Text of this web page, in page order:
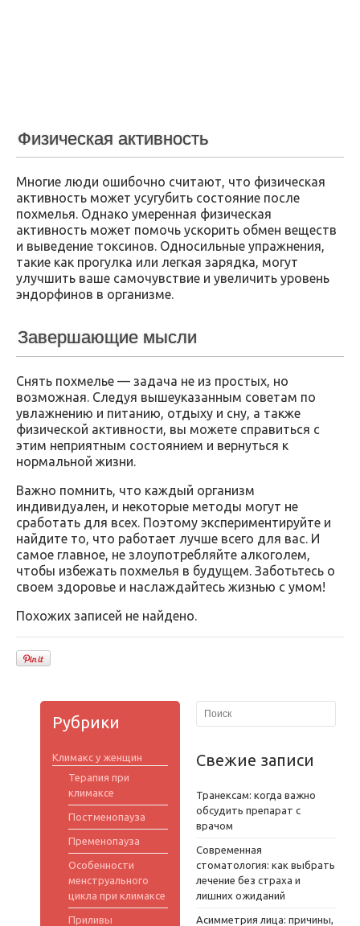
Физическая активность
Многие люди ошибочно считают, что физическая
активность может усугубить состояние после
похмелья. Однако умеренная физическая
активность может помочь ускорить обмен веществ
и выведение токсинов. Односильные упражнения,
такие как прогулка или легкая зарядка, могут
улучшить ваше самочувствие и увеличить уровень
эндорфинов в организме.
Завершающие мысли
Снять похмелье — задача не из простых, но
возможная. Следуя вышеуказанным советам по
увлажнению и питанию, отдыху и сну, а также
физической активности, вы можете справиться с
этим неприятным состоянием и вернуться к
нормальной жизни.
Важно помнить, что каждый организм
индивидуален, и некоторые методы могут не
сработать для всех. Поэтому экспериментируйте и
найдите то, что работает лучше всего для вас. И
самое главное, не злоупотребляйте алкоголем,
чтобы избежать похмелья в будущем. Заботьтесь о
своем здоровье и наслаждайтесь жизнью с умом!
Похожих записей не найдено.
Рубрики
Климакс у женщин
Терапия при
климаксе
Постменопауза
Пременопауза
Особенности
менструального
цикла при климаксе
Приливы
Свежие записи
Транексам: когда важно
обсудить препарат с
врачом
Современная
стоматология: как выбрать
лечение без страха и
лишних ожиданий
Асимметрия лица: причины,